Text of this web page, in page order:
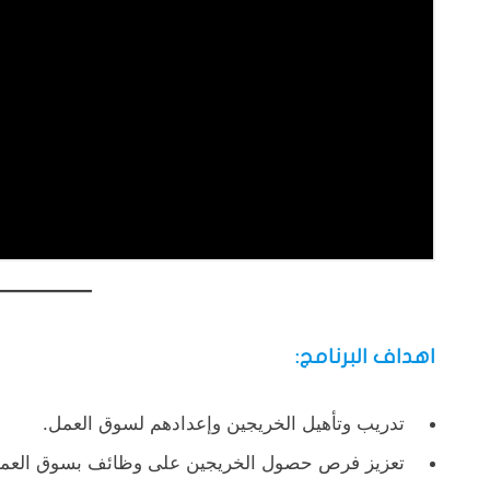
اهداف البرنامج:
تدريب وتأهيل الخريجين وإعدادهم لسوق العمل.
تعزيز فرص حصول الخريجين على وظائف بسوق